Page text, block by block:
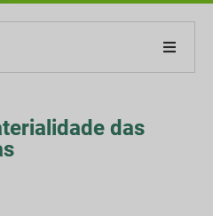
das